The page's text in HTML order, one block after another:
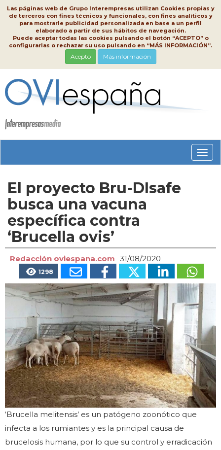
Las páginas web de Grupo Interempresas utilizan Cookies propias y
de terceros con fines técnicos y funcionales, con fines analíticos y
para mostrarle publicidad personalizada en base a un perfil
elaborado a partir de sus hábitos de navegación.
Puede aceptar todas las cookies pulsando el botón “ACEPTO” o
configurarlas o rechazar su uso pulsando en “MÁS INFORMACIÓN”.
Acepto Más información
El proyecto Bru-DIsafe
busca una vacuna
específica contra
‘Brucella ovis’
Redacción oviespana.com 31/08/2020
1298
‘Brucella melitensis’ es un patógeno zoonótico que
infecta a los rumiantes y es la principal causa de
brucelosis humana, por lo que su control y erradicación